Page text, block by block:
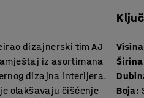
dizajnerski tim AJ
iz asortimana
dizajna interijera.
olakšavaju čišćenje
Širina
Boja: